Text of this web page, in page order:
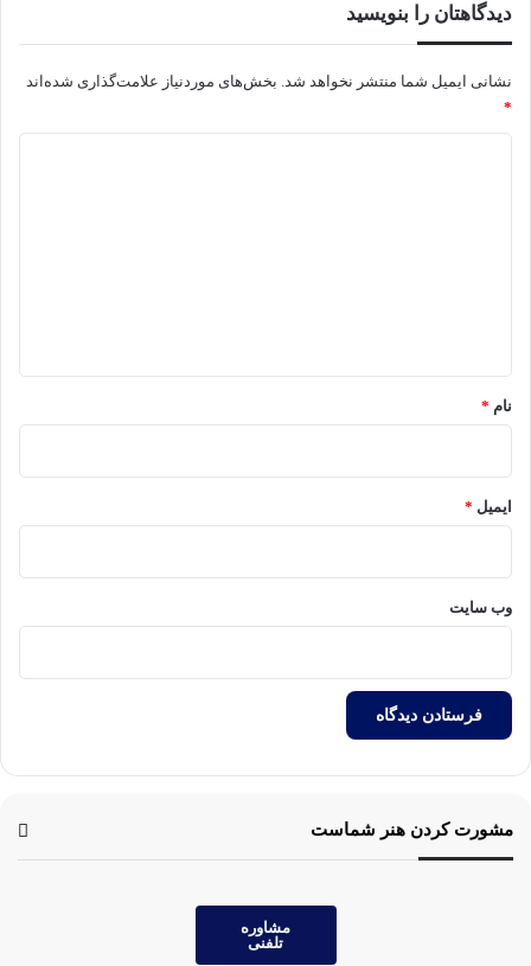
دیدگاهتان را بنویسید
نشانی ایمیل شما منتشر نخواهد شد. بخش‌های موردنیاز علامت‌گذاری شده‌اند
*
نام *
ایمیل *
وب‌ سایت
مشورت کردن هنر شماست
مشاوره
تلفنی